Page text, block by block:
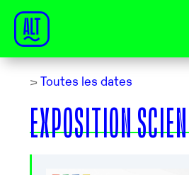
> Toutes les dates
EXPOSITION